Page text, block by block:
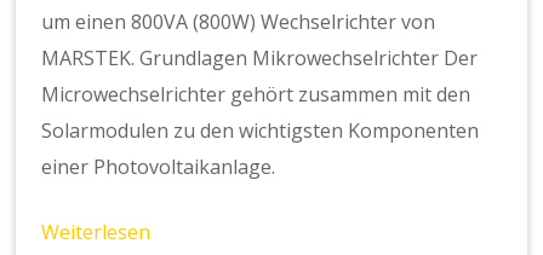
um einen 800VA (800W) Wechselrichter von
MARSTEK. Grundlagen Mikrowechselrichter Der
Microwechselrichter gehört zusammen mit den
Solarmodulen zu den wichtigsten Komponenten
einer Photovoltaikanlage.
Weiterlesen